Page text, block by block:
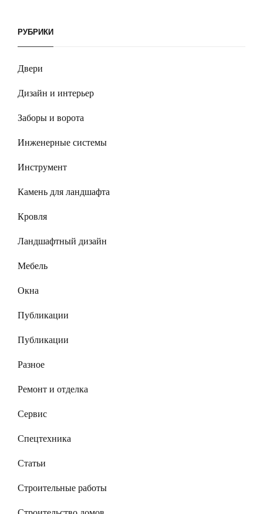
РУБРИКИ
Двери
Дизайн и интерьер
Заборы и ворота
Инженерные системы
Инструмент
Камень для ландшафта
Кровля
Ландшафтный дизайн
Мебель
Окна
Публикации
Публикации
Разное
Ремонт и отделка
Сервис
Спецтехника
Статьи
Строительные работы